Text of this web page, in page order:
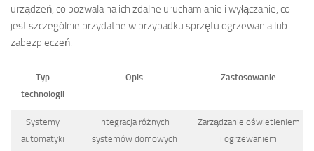
urządzeń, co pozwala na ich zdalne uruchamianie i wyłączanie, co
jest szczególnie przydatne w przypadku sprzętu ogrzewania lub
zabezpieczeń.
Typ
technologii
Opis Zastosowanie
Systemy
automatyki
Integracja różnych
systemów domowych
Zarządzanie oświetleniem
i ogrzewaniem